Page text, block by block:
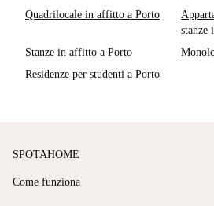
Quadrilocale in affitto a Porto
stanze
Stanze in affitto a Porto
Residenze per studenti a Porto
SPOTAHOME
Come funziona